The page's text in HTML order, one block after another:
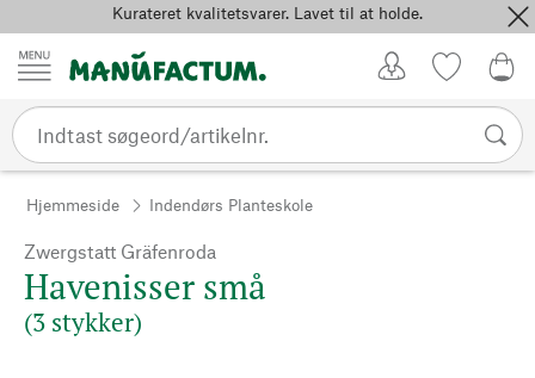
Spring til indholdKurateret kvalitetsvarer. Lavet til at holde.
Hjemmeside Indendørs Planteskole
Zwergstatt Gräfenroda
Havenisser små
(3 stykker)